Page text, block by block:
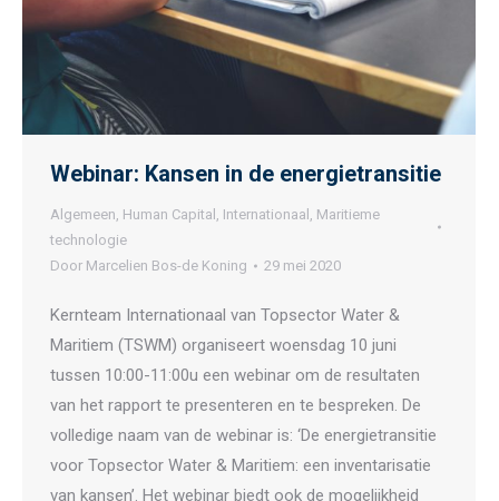
Webinar: Kansen in de energietransitie
Algemeen, Human Capital , Internationaal , Maritieme
technologie
Door Marcelien Bos-de Koning 29 mei 2020
Kernteam Internationaal van Topsector Water &
Maritiem (TSWM) organiseert woensdag 10 juni
tussen 10:00-11:00u een webinar om de resultaten
van het rapport te presenteren en te bespreken. De
volledige naam van de webinar is: ‘De energietransitie
voor Topsector Water & Maritiem: een inventarisatie
van kansen’. Het webinar biedt ook de mogelijkheid